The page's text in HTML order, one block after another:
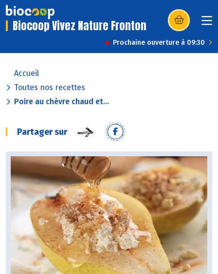
Biocoop Vivez Nature Fronton (s’ouvre dans
Prochaine ouverture à 09:30
Accueil
Toutes nos recettes
Poire au chèvre chaud et...
Partager sur